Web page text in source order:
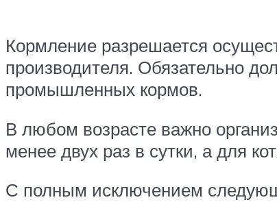
Кормление разрешается
производителя. Обязательно
промышленных кормов.
В любом возрасте важно
менее двух раз в сутки, а для
С полным исключением